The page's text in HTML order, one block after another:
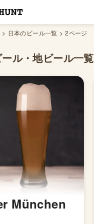
日本のビール一覧 2ページ
ル・地ビール一覧
München